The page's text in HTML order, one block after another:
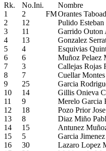
Rk. No.Ini. Nombre
1
2 FMOrantes
2
12 Pulido
3
11 Garrido Outon
4
13 Gonzalez
5
4 Esquivias
6
6 Muñoz Pelaez
7
3 Callejas Rojas
8
7 Cuellar
9
25 Garcia
10
14 Gillis Onieva
11
9 Merelo Garcia
12
18 Pozo Prior
13
8 Diaz Miño
14
15 Antunez
15
5 Garcia
16
30 Lazaro Lopez